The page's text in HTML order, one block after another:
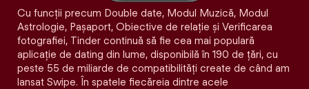
Cu funcții precum Double date, Modul Muzică, Modul
Astrologie, Pașaport, Obiective de relație și Verificarea
fotografiei, Tinder continuă să fie cea mai populară
aplicație de dating din lume, disponibilă în 190 de țări, cu
peste 55 de miliarde de compatibilități create de când am
lansat Swipe. În spatele fiecăreia dintre acele